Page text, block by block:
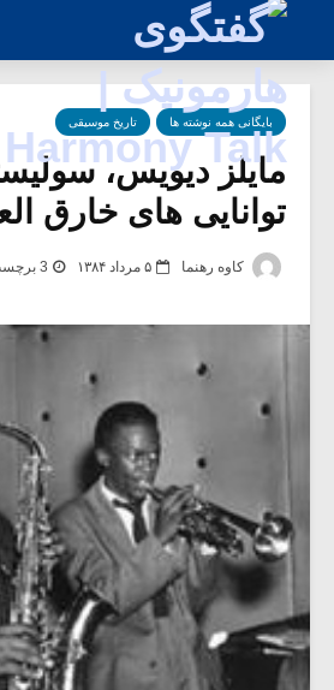
بایگانی همه نوشته ها تاریخ موسیقی
مایلز دیویس،
توانایی های خارق
کاوه رهنما ۵ مرداد ۱۳۸۴ 3 برچسب -